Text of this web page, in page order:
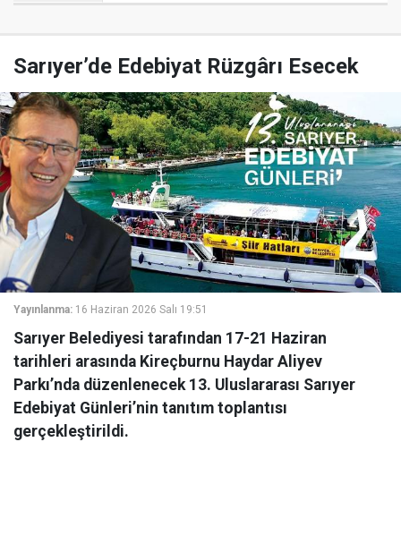
Sarıyer’de Edebiyat Rüzgârı Esecek
Yayınlanma: 16 Haziran 2026 Salı 19:51
Sarıyer Belediyesi tarafından 17-21 Haziran
tarihleri arasında Kireçburnu Haydar Aliyev
Parkı’nda düzenlenecek 13. Uluslararası Sarıyer
Edebiyat Günleri’nin tanıtım toplantısı
gerçekleştirildi.